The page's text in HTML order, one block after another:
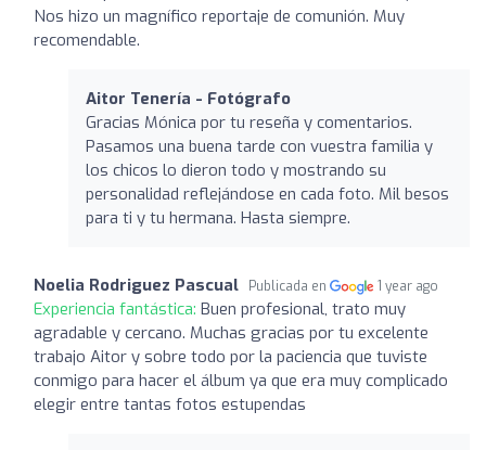
Nos hizo un magnífico reportaje de comunión. Muy
recomendable.
Aitor Tenería - Fotógrafo
Gracias Mónica por tu reseña y comentarios.
Pasamos una buena tarde con vuestra familia y
los chicos lo dieron todo y mostrando su
personalidad reflejándose en cada foto. Mil besos
para ti y tu hermana. Hasta siempre.
Noelia Rodriguez Pascual Publicada en 1 year ago
Experiencia fantástica: Buen profesional, trato muy
agradable y cercano. Muchas gracias por tu excelente
trabajo Aitor y sobre todo por la paciencia que tuviste
conmigo para hacer el álbum ya que era muy complicado
elegir entre tantas fotos estupendas